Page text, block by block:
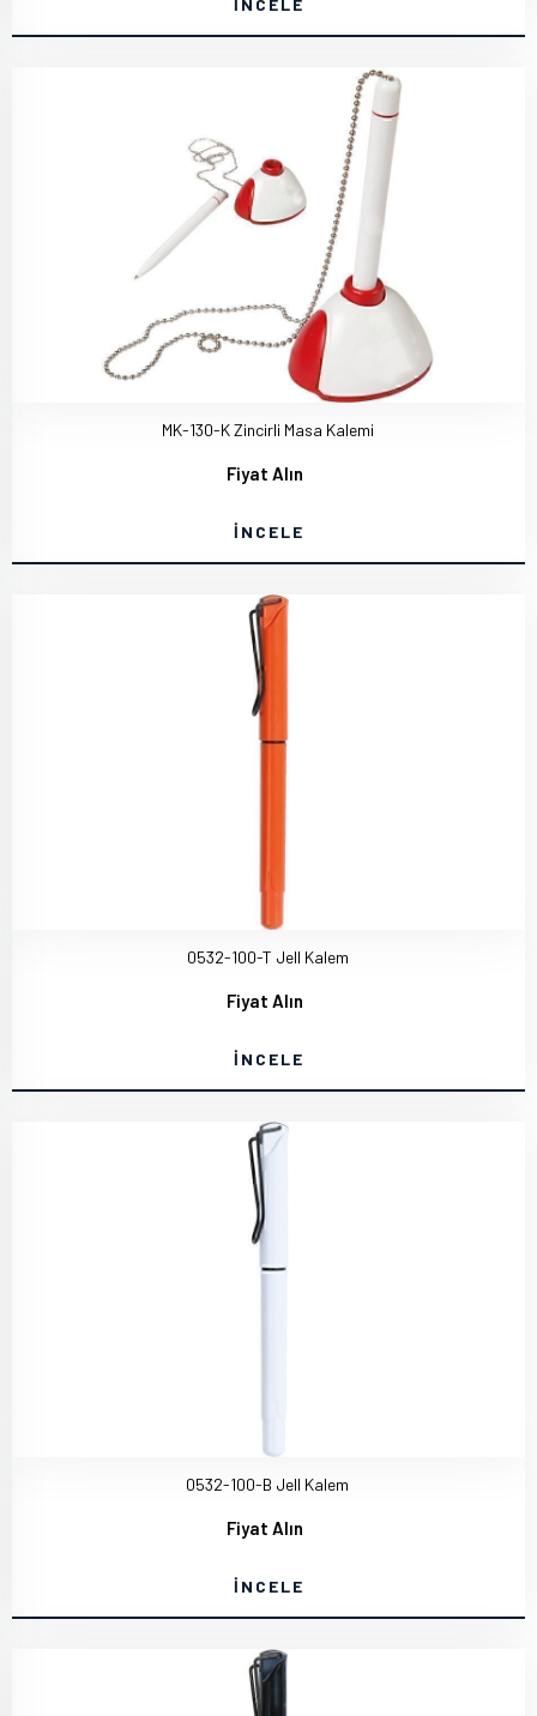
İNCELE
MK-130-K Zincirli Masa Kalemi
Fiyat Alın
İNCELE
0532-100-T Jell Kalem
Fiyat Alın
İNCELE
0532-100-B Jell Kalem
Fiyat Alın
İNCELE